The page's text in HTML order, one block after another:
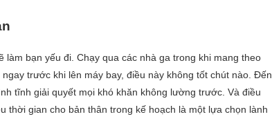
bạn yếu đi. Chạy qua các nhà ga trong khi mang theo
trước khi lên máy bay, điều này không tốt chút nào. Đến
tĩnh giải quyết mọi khó khăn không lường trước. Và điều
thời gian cho bản thân trong kế hoạch là một lựa chọn lành